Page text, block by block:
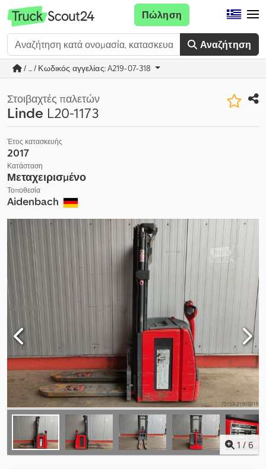
Αναζήτηση
Πώληση
/ ... / Κωδικός αγγελίας: A219-07-318
Στοιβαχτές παλετών
Linde L20-1173
Έτος κατασκευής
2017
Κατάσταση
Μεταχειρισμένο
Τοποθεσία
Aidenbach
1 / 6